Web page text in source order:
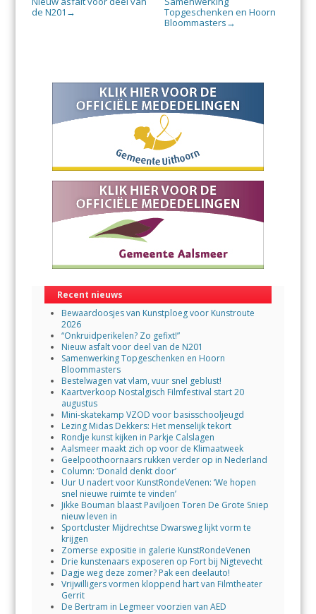
de N201 →
Topgeschenken en Hoorn
Bloommasters →
Recent nieuws
Bewaardoosjes van Kunstploeg voor Kunstroute
2026
“Onkruidperikelen? Zo gefixt!”
Nieuw asfalt voor deel van de N201
Samenwerking Topgeschenken en Hoorn
Bloommasters
Bestelwagen vat vlam, vuur snel geblust!
Kaartverkoop Nostalgisch Filmfestival start 20
augustus
Mini-skatekamp VZOD voor basisschooljeugd
Lezing Midas Dekkers: Het menselijk tekort
Rondje kunst kijken in Parkje Calslagen
Aalsmeer maakt zich op voor de Klimaatweek
Geelpoothoornaars rukken verder op in Nederland
Column: ‘Donald denkt door’
Uur U nadert voor KunstRondeVenen: ‘We hopen
snel nieuwe ruimte te vinden’
Jikke Bouman blaast Paviljoen Toren De Grote Sniep
nieuw leven in
Sportcluster Mijdrechtse Dwarsweg lijkt vorm te
krijgen
Zomerse expositie in galerie KunstRondeVenen
Drie kunstenaars exposeren op Fort bij Nigtevecht
Dagje weg deze zomer? Pak een deelauto!
Vrijwilligers vormen kloppend hart van Filmtheater
Gerrit
De Bertram in Legmeer voorzien van AED